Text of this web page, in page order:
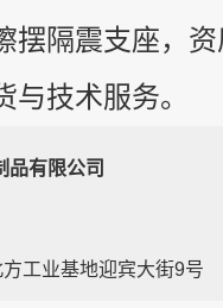
摆隔震支座，
技术服务。
品有限公司
工业基地迎宾大街9号